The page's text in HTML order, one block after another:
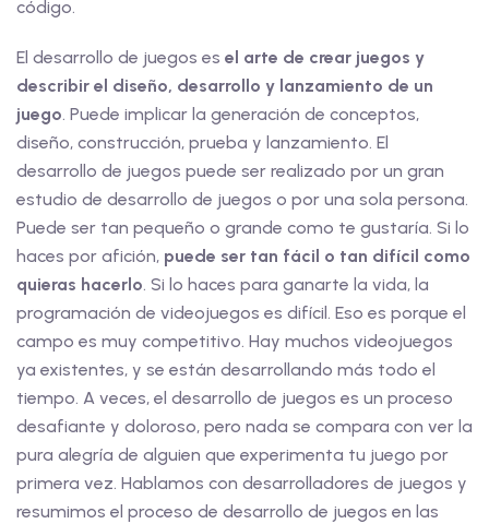
código.
El desarrollo de juegos es el arte de crear juegos y
describir el diseño, desarrollo y lanzamiento de un
juego. Puede implicar la generación de conceptos,
diseño, construcción, prueba y lanzamiento. El
desarrollo de juegos puede ser realizado por un gran
estudio de desarrollo de juegos o por una sola persona.
Puede ser tan pequeño o grande como te gustaría. Si lo
haces por afición, puede ser tan fácil o tan difícil como
quieras hacerlo. Si lo haces para ganarte la vida, la
programación de videojuegos es difícil. Eso es porque el
campo es muy competitivo. Hay muchos videojuegos
ya existentes, y se están desarrollando más todo el
tiempo. A veces, el desarrollo de juegos es un proceso
desafiante y doloroso, pero nada se compara con ver la
pura alegría de alguien que experimenta tu juego por
primera vez. Hablamos con desarrolladores de juegos y
resumimos el proceso de desarrollo de juegos en las